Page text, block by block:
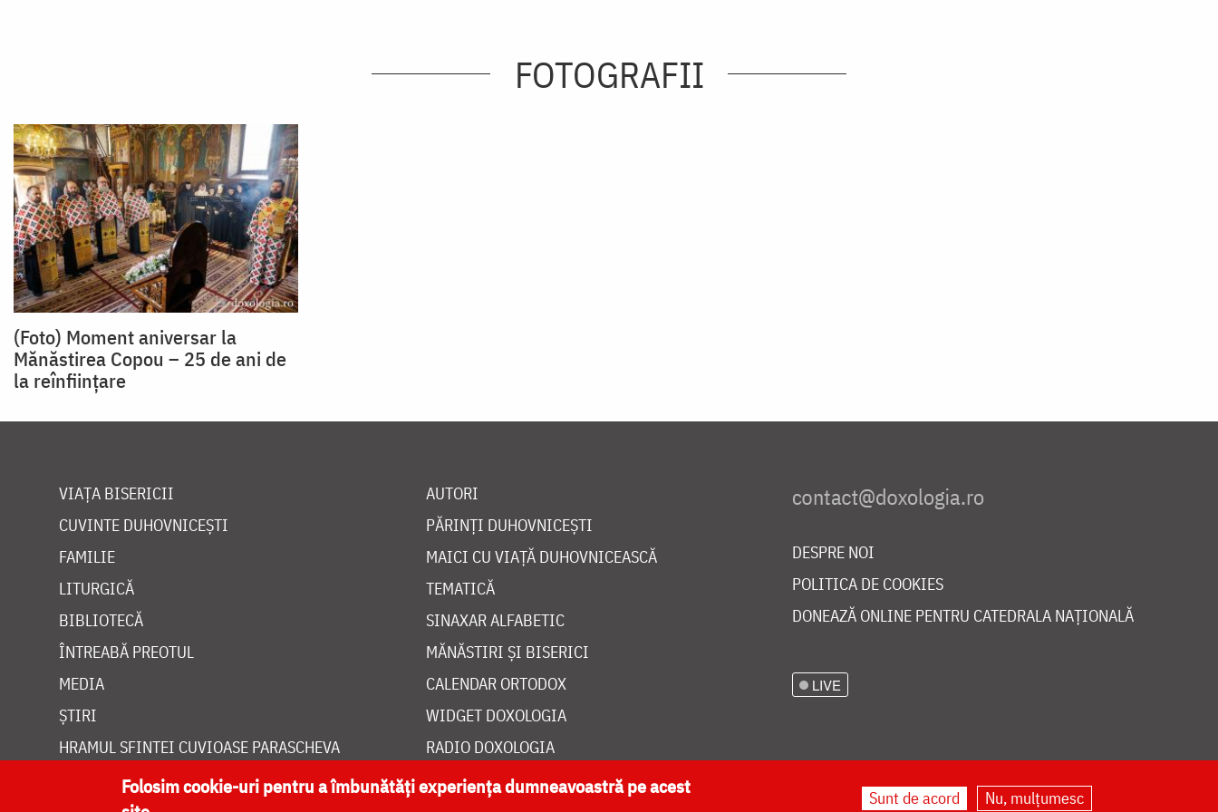
FOTOGRAFII
(Foto) Moment aniversar la
Mănăstirea Copou – 25 de ani de
la reînființare
VIAȚA BISERICII
CUVINTE DUHOVNICEȘTI
FAMILIE
LITURGICĂ
BIBLIOTECĂ
ÎNTREABĂ PREOTUL
MEDIA
ȘTIRI
HRAMUL SFINTEI CUVIOASE PARASCHEVA
AUTORI
PĂRINȚI DUHOVNICEȘTI
MAICI CU VIAȚĂ DUHOVNICEASCĂ
TEMATICĂ
SINAXAR ALFABETIC
MĂNĂSTIRI ȘI BISERICI
CALENDAR ORTODOX
WIDGET DOXOLOGIA
RADIO DOXOLOGIA
DESPRE NOI
POLITICA DE COOKIES
DONEAZĂ ONLINE PENTRU CATEDRALA NAȚIONALĂ
LIVE
Folosim cookie-uri pentru a îmbunătăți experiența dumneavoastră pe acest
Sunt de acord Nu, mulțumesc